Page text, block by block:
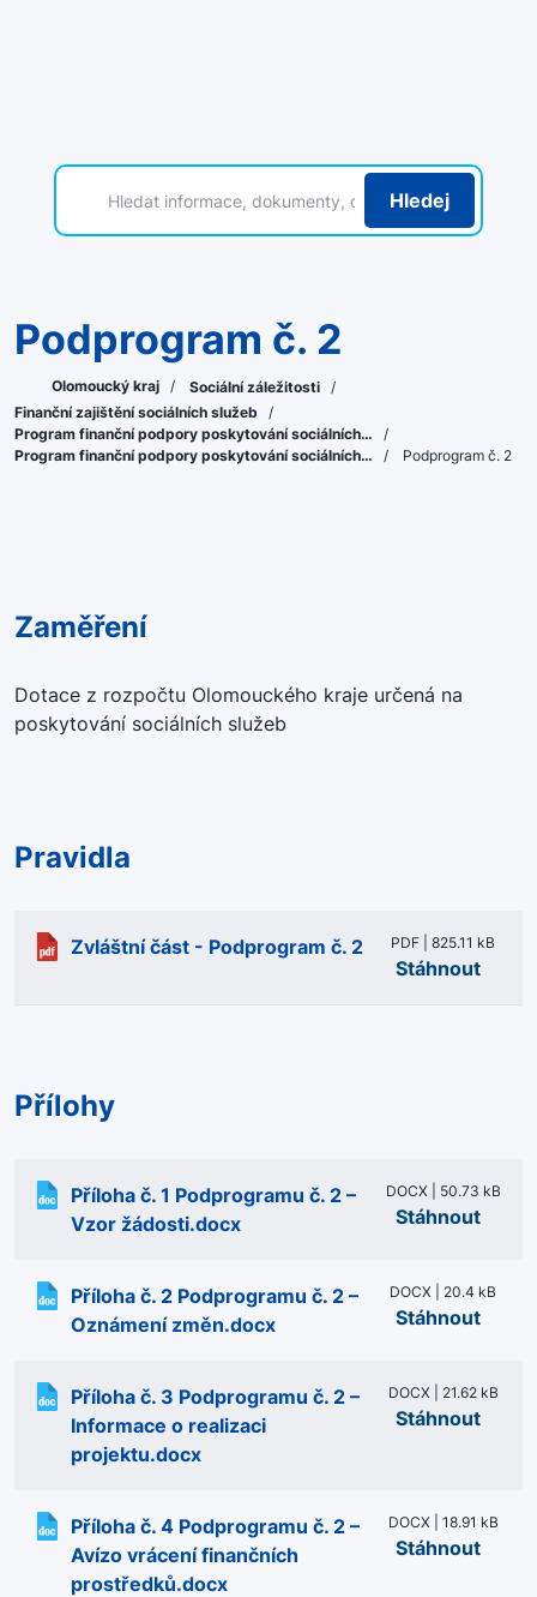
Hledej
Podprogram č. 2
Olomoucký kraj / Sociální záležitosti /
Finanční zajištění sociálních služeb /
Program finanční podpory poskytování sociálních…
/
Program finanční podpory poskytování sociálních…
/ Podprogram č. 2
Zaměření
Dotace z rozpočtu Olomouckého kraje určená na
poskytování sociálních služeb
Pravidla
Zvláštní část - Podprogram č. 2 PDF | 825.11 kB
Stáhnout
Přílohy
Příloha č. 1 Podprogramu č. 2 –
Vzor žádosti.docx
DOCX | 50.73 kB
Stáhnout
Příloha č. 2 Podprogramu č. 2 –
Oznámení změn.docx
DOCX | 20.4 kB
Stáhnout
Příloha č. 3 Podprogramu č. 2 –
Informace o realizaci
projektu.docx
DOCX | 21.62 kB
Stáhnout
Příloha č. 4 Podprogramu č. 2 –
Avízo vrácení finančních
prostředků.docx
DOCX | 18.91 kB
Stáhnout